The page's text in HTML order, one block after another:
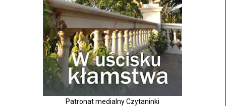
Patronat medialny Czytaninki